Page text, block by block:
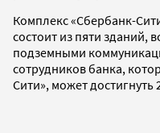
Комплекс «Сбербанк-
состоит из пяти зданий,
подземными
сотрудников банка,
Сити», может достигнуть